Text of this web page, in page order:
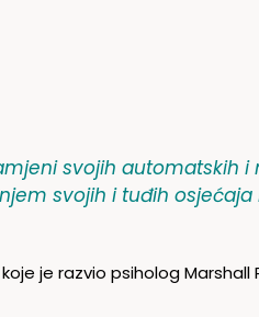
svojih automatskih i
svojih i tuđih
je razvio psiholog